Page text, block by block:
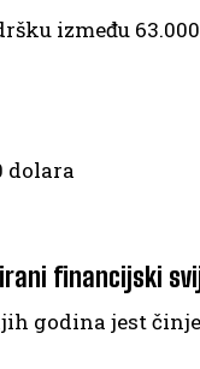
između
dolara
financijski
godina jest